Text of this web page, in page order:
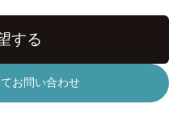
する
お問い合わせ